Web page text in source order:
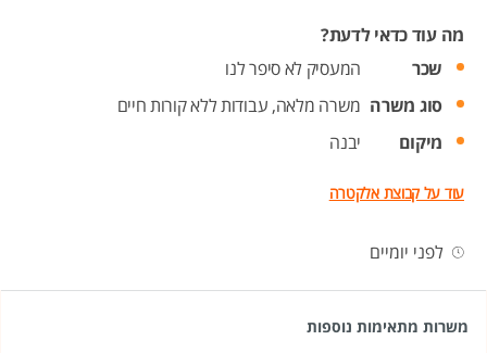
מה עוד כדאי לדעת?
שכר
המעסיק לא סיפר לנו
סוג משרה משרה מלאה, עבודות ללא קורות חיים
מיקום
יבנה
עוד על קבוצת אלקטרה
לפני יומיים
משרות מתאימות נוספות